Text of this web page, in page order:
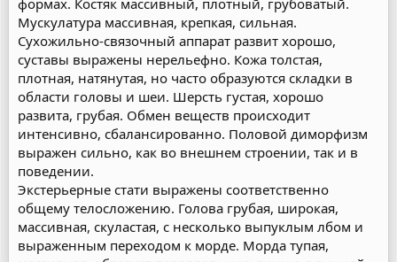
формах. Костяк массивный, плотный, грубоватый.
Мускулатура массивная, крепкая, сильная.
Сухожильно-связочный аппарат развит хорошо,
суставы выражены нерельефно. Кожа толстая,
плотная, натянутая, но часто образуются складки в
области головы и шеи. Шерсть густая, хорошо
развита, грубая. Обмен веществ происходит
интенсивно, сбалансированно. Половой диморфизм
выражен сильно, как во внешнем строении, так и в
поведении.
Экстерьерные стати выражены соответственно
общему телосложению. Голова грубая, широкая,
массивная, скуластая, с несколько выпуклым лбом и
выраженным переходом к морде. Морда тупая,